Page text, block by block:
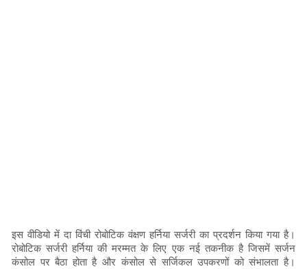
इस वीडियो में दा विंची रोबोटिक वंक्षण हर्निया सर्जरी का प्रदर्शन किया गया है।
रोबोटिक सर्जरी हर्निया की मरम्मत के लिए एक नई तकनीक है जिसमें सर्जन
कंसोल पर बैठा होता है और कंसोल से सर्जिकल उपकरणों को संभालता है।